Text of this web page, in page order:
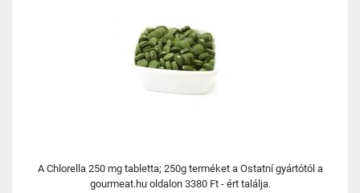
A Chlorella 250 mg tabletta; 250g terméket a Ostatní gyártótól a
gourmeat.hu oldalon 3380 Ft - ért találja.